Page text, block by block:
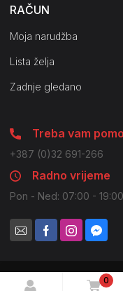
0
RAČUN
Moja narudžba
Lista želja
Zadnje gledano
Treba vam
+387 (0)32 691-266
Radno vrijeme
Pon - Ned: 07:00 - 19:00
© 2021 Pilot